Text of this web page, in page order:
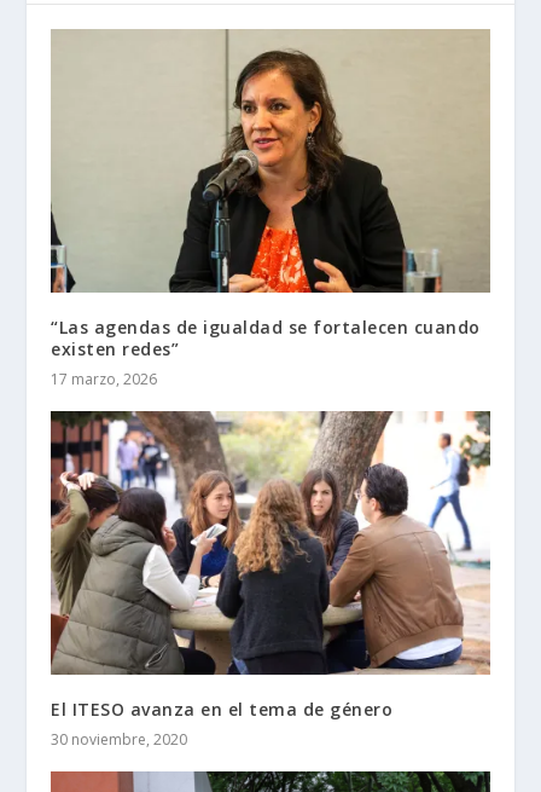
“Las agendas de igualdad se fortalecen cuando
existen redes”
17 marzo, 2026
El ITESO avanza en el tema de género
30 noviembre, 2020